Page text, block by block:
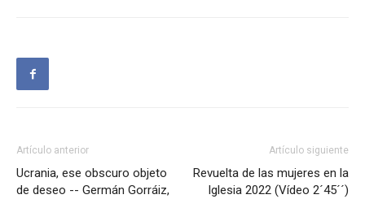
Artículo anterior
Ucrania, ese obscuro objeto
de deseo -- Germán Gorráiz,
Artículo siguiente
Revuelta de las mujeres en la
Iglesia 2022 (Vídeo 2´45´´)